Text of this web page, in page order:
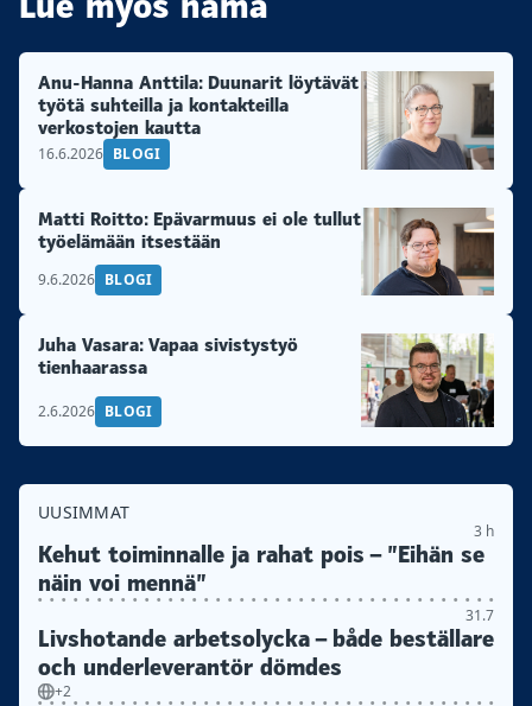
Anu-Hanna Anttila: Duunarit löytävät
työtä suhteilla ja kontakteilla
verkostojen kautta
16.6.2026 BLOGI
Matti Roitto: Epävarmuus ei ole tullut
työelämään itsestään
9.6.2026 BLOGI
Juha Vasara: Vapaa sivistystyö
tienhaarassa
2.6.2026 BLOGI
UUSIMMAT
3 h
Kehut toiminnalle ja rahat pois – ”Eihän se
näin voi mennä”
31.7
Livshotande arbetsolycka – både beställare
och underleverantör dömdes
+2